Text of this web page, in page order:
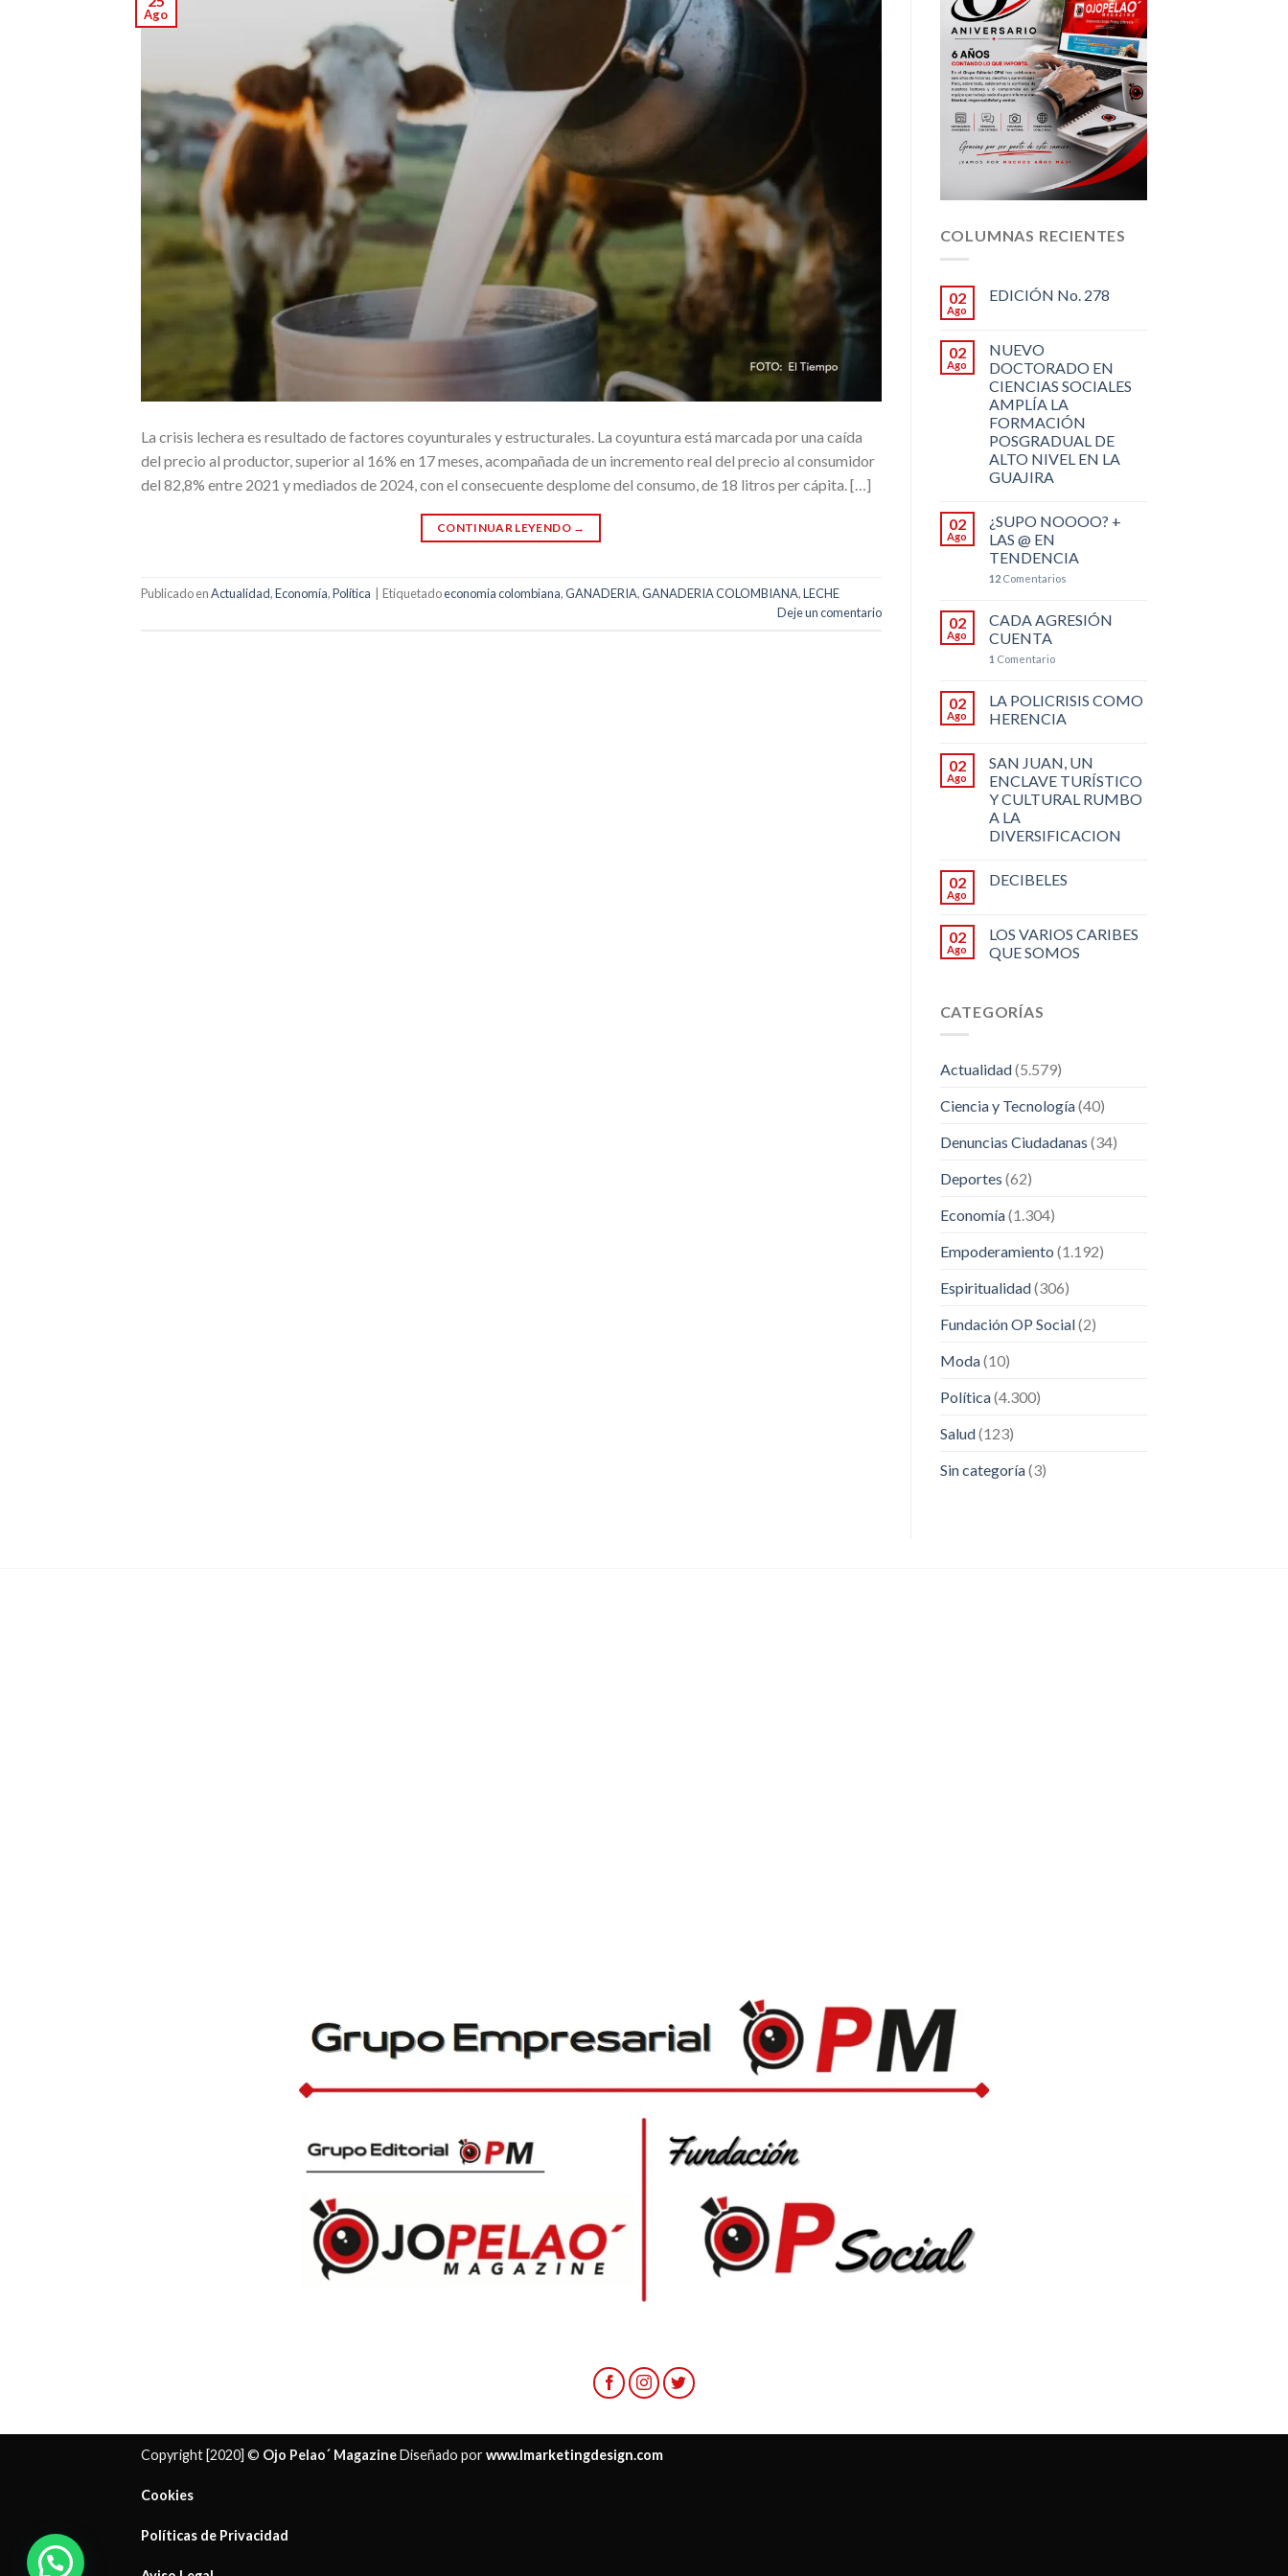
Ago
La crisis lechera es resultado de factores coyunturales y estructurales. La coyuntura está marcada por una caída
del precio al productor, superior al 16% en 17 meses, acompañada de un incremento real del precio al consumidor
del 82,8% entre 2021 y mediados de 2024, con el consecuente desplome del consumo, de 18 litros per cápita. […]
CONTINUAR LEYENDO →
Publicado enActualidad,Economía,Política Etiquetadoeconomia colombiana,GANADERIA,GANADERIA COLOMBIANA,LECHE
Deje un comentario
COLUMNAS RECIENTES
02
Ago
EDICIÓN No. 278
02
Ago
NUEVO
DOCTORADO EN
CIENCIAS SOCIALES
AMPLÍA LA
FORMACIÓN
POSGRADUAL DE
ALTO NIVEL EN LA
GUAJIRA
02
Ago
¿SUPO NOOOO? +
LAS @ EN
TENDENCIA
12Comentarios
02
Ago
CADA AGRESIÓN
CUENTA
1 Comentario
02
Ago
LA POLICRISIS COMO
HERENCIA
02
Ago
SAN JUAN, UN
ENCLAVE TURÍSTICO
Y CULTURAL RUMBO
A LA
DIVERSIFICACION
02
Ago
DECIBELES
02
Ago
LOS VARIOS CARIBES
QUE SOMOS
CATEGORÍAS
Actualidad(5.579)
Ciencia y Tecnología(40)
Denuncias Ciudadanas (34)
Deportes (62)
Economía(1.304)
Empoderamiento (1.192)
Espiritualidad(306)
Fundación OP Social(2)
Moda(10)
Política(4.300)
Salud(123)
Sin categoría(3)
Copyright [2020] © Ojo Pelao´ MagazineDiseñado porwww.lmarketingdesign.com
Cookies
Políticas de Privacidad